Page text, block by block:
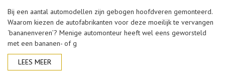
Bij een aantal automodellen zijn gebogen hoofdveren gemonteerd.
Waarom kiezen de autofabrikanten voor deze moeilijk te vervangen
‘bananenveren’? Menige automonteur heeft wel eens geworsteld
met een bananen- of g
LEES MEER